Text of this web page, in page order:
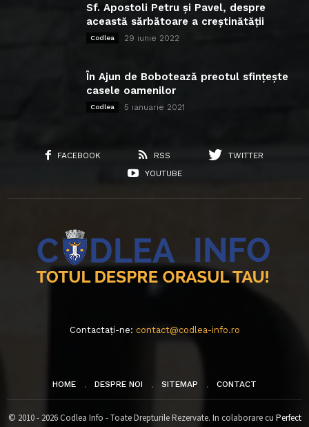
Sf. Apostoli Petru și Pavel, despre
această sărbătoare a creștinătății
Codlea 29 iunie 2022
În Ajun de Bobotează preotul sfințește
casele oamenilor
Codlea 5 ianuarie 2021
FACEBOOK RSS
TWITTER
YOUTUBE
Contactați-ne: contact@codlea-info.ro
HOME DESPRE NOI SITEMAP CONTACT
© 2010 - 2026 Codlea Info - Toate Drepturile Rezervate. In colaborare cu Perfect